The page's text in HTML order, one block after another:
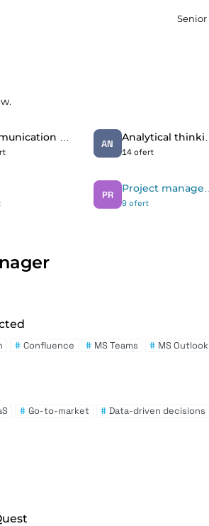
Senior
AN
14 ofert
PR
9 ofert
# Confluence # MS Teams # MS Outlook
# Go-to-market # Data-driven decisions